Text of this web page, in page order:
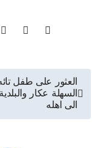
تصفّح
المقالات
العثور على طفل
السهلة عكار
الى اهله